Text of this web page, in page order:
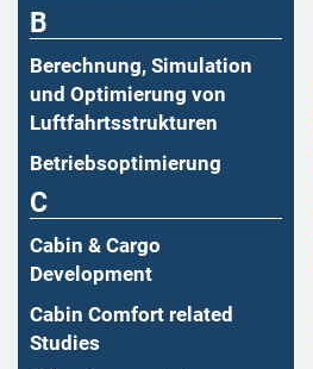
B
Berechnung, Simulation
und Optimierung von
Luftfahrtsstrukturen
Betriebsoptimierung
C
Cabin & Cargo
Development
Cabin Comfort related
Studies